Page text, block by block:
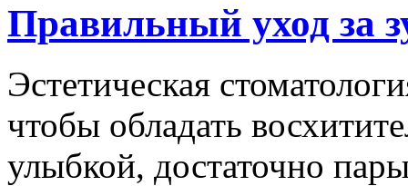
Правильный уход за
Эстетическая
чтобы обладать
улыбкой, достаточно